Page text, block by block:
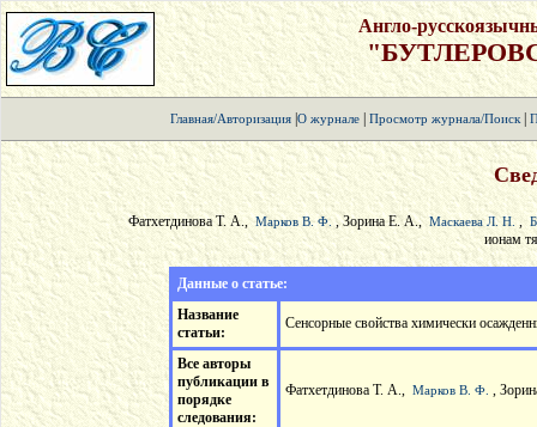
Англо-
Главная/Авторизация| О журнале| Просмотр журнала/Поиск|
Фатхетдинова Т. А.,Марков В. Ф., Зорина Е. А., Маскаева Л. Н. ,
ионам
Данные о статье:
Название
статьи:
Сенсорные свойства химически
Все авторы
публикации в
порядке
следования:
Фатхетдинова Т. А., Марков В. Ф. ,